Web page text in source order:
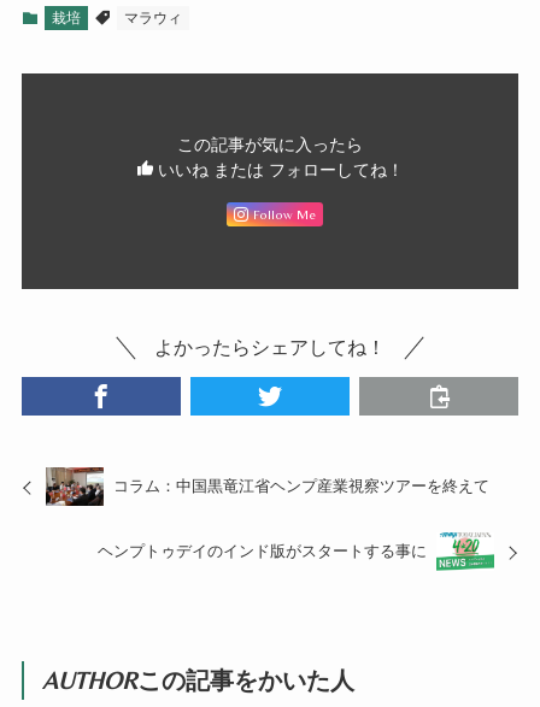
栽培 マラウィ
この記事が気に入ったら
いいね または フォローしてね！
Follow Me
よかったらシェアしてね！
コラム：中国黒竜江省ヘンプ産業視察ツアーを終えて
ヘンプトゥデイのインド版がスタートする事に
AUTHORこの記事をかいた人